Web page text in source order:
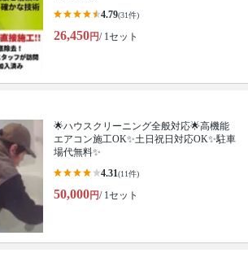
4.79(31件)
26,450円/ 1セット
🌟ハウスクリーニング全般対応🌟高機能
エアコン施工OK✨土日祝日対応OK✨駐車
場代無料✨
4.31(11件)
50,000円/ 1セット